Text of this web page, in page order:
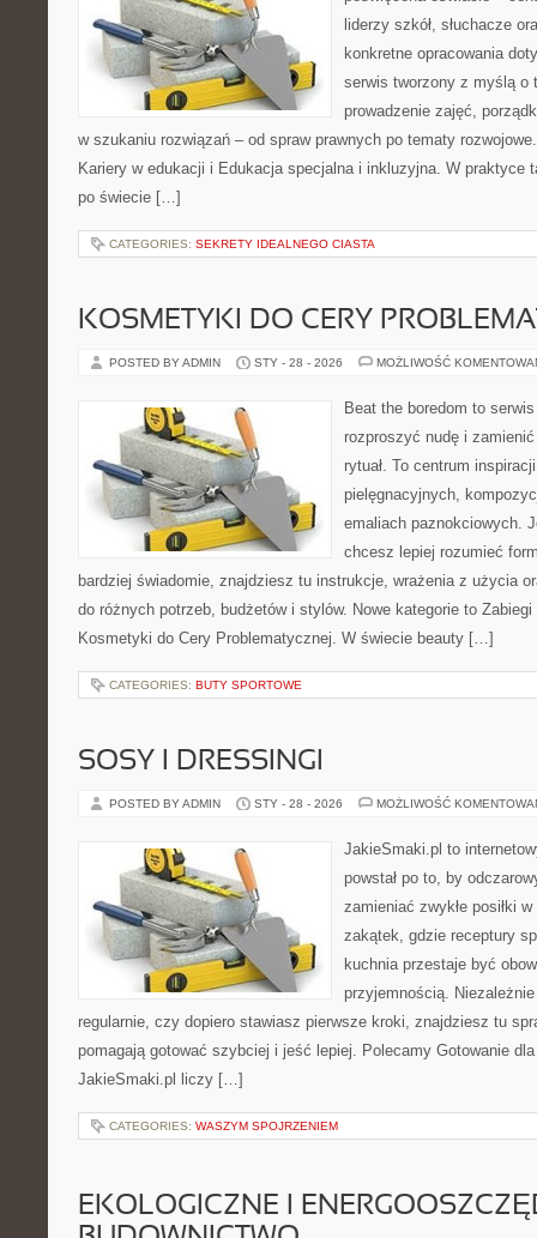
liderzy szkół, słuchacze
konkretne opracowania
serwis tworzony z myślą o
prowadzenie zajęć,
w szukaniu rozwiązań – od spraw prawnych po tematy
Kariery w edukacji i Edukacja specjalna i inkluzyjna. W praktyce
po świecie […]
CATEGORIES: SEKRETY IDEALNEGO CIASTA
KOSMETYKI DO CERY
POSTED BY ADMIN STY - 28 - 2026 MOŻLIWOŚĆ
Beat the boredom to
rozproszyć nudę i
rytuał. To centrum
pielęgnacyjnych,
emaliach paznokciowych.
chcesz lepiej rozumieć
bardziej świadomie, znajdziesz tu instrukcje, wrażenia z użycia
do różnych potrzeb, budżetów i stylów. Nowe kategorie to
Kosmetyki do Cery Problematycznej. W świecie beauty […]
CATEGORIES: BUTY SPORTOWE
SOSY I DRESSINGI
POSTED BY ADMIN STY - 28 - 2026 MOŻLIWOŚĆ
JakieSmaki.pl to
powstał po to, by
zamieniać zwykłe posiłki
zakątek, gdzie receptury
kuchnia przestaje być
przyjemnością.
regularnie, czy dopiero stawiasz pierwsze kroki, znajdziesz tu
pomagają gotować szybciej i jeść lepiej. Polecamy Gotowanie
JakieSmaki.pl liczy […]
CATEGORIES: WASZYM SPOJRZENIEM
EKOLOGICZNE I